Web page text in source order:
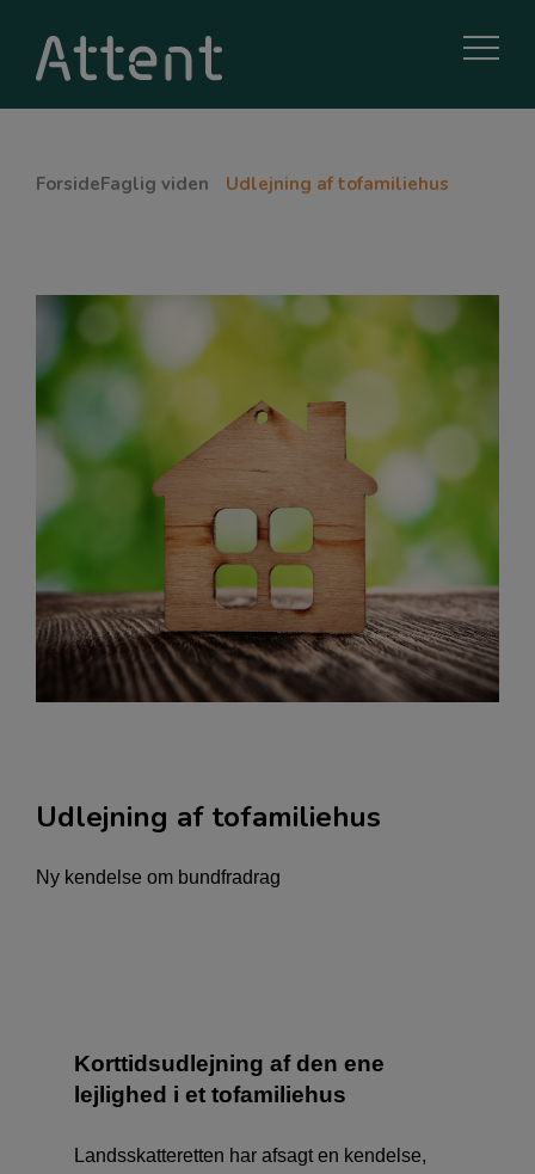
ForsideFaglig viden Udlejning af tofamiliehus
Udlejning af tofamiliehus
Ny kendelse om bundfradrag
Korttidsudlejning af den ene
lejlighed i et tofamiliehus
Landsskatteretten har afsagt en kendelse,